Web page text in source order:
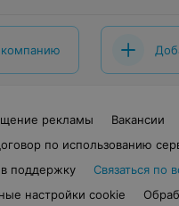
компанию
рекламы Вакансии
по использованию
поддержку
Связаться по
настройки cookie